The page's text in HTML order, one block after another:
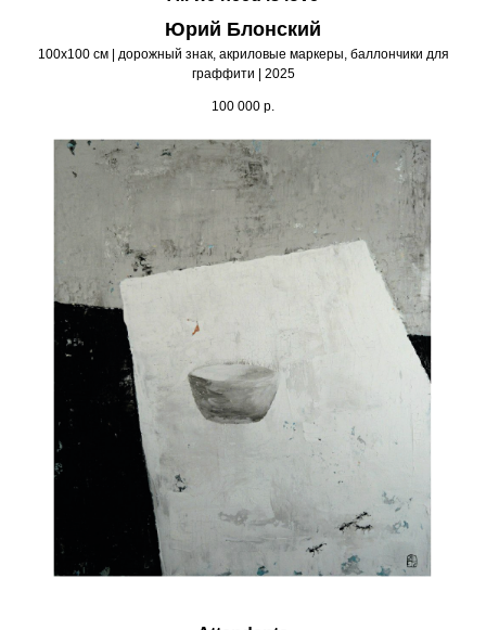
Юрий Блонский
100х100 см | дорожный знак, акриловые маркеры, баллончики для
граффити | 2025
100 000 р.